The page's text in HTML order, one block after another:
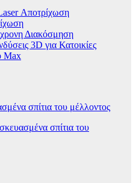
Αποτρίχωση
Διακόσμηση
3D για Κατοικίες
Max
σπίτια του μέλλοντος
σπίτια του